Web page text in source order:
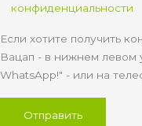
конфиденциальности
Если хотите получить
Вацап - в нижнем левом
WhatsApp!" - или на